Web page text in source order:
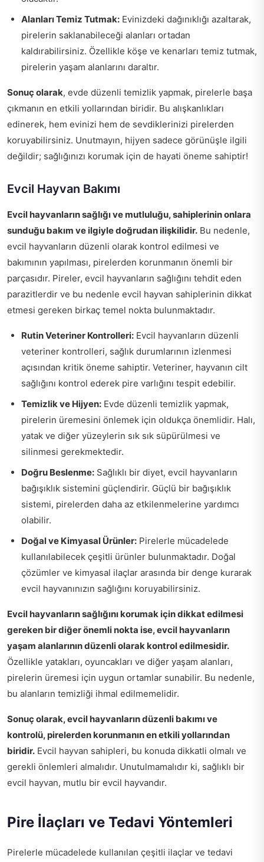
Alanları Temiz Tutmak: Evinizdeki dağınıklığı azaltarak,
pirelerin saklanabileceği alanları ortadan
kaldırabilirsiniz. Özellikle köşe ve kenarları temiz tutmak,
pirelerin yaşam alanlarını daraltır.
Sonuç olarak, evde düzenli temizlik yapmak, pirelerle başa
çıkmanın en etkili yollarından biridir. Bu alışkanlıkları
edinerek, hem evinizi hem de sevdiklerinizi pirelerden
koruyabilirsiniz. Unutmayın, hijyen sadece görünüşle ilgili
değildir; sağlığınızı korumak için de hayati öneme sahiptir!
Evcil Hayvan Bakımı
Evcil hayvanların sağlığı ve mutluluğu, sahiplerinin onlara
sunduğu bakım ve ilgiyle doğrudan ilişkilidir. Bu nedenle,
evcil hayvanların düzenli olarak kontrol edilmesi ve
bakımının yapılması, pirelerden korunmanın önemli bir
parçasıdır. Pireler, evcil hayvanların sağlığını tehdit eden
parazitlerdir ve bu nedenle evcil hayvan sahiplerinin dikkat
etmesi gereken birkaç temel nokta bulunmaktadır.
Rutin Veteriner Kontrolleri: Evcil hayvanların düzenli
veteriner kontrolleri, sağlık durumlarının izlenmesi
açısından kritik öneme sahiptir. Veteriner, hayvanın cilt
sağlığını kontrol ederek pire varlığını tespit edebilir.
Temizlik ve Hijyen: Evde düzenli temizlik yapmak,
pirelerin üremesini önlemek için oldukça önemlidir. Halı,
yatak ve diğer yüzeylerin sık sık süpürülmesi ve
silinmesi gerekmektedir.
Doğru Beslenme: Sağlıklı bir diyet, evcil hayvanların
bağışıklık sistemini güçlendirir. Güçlü bir bağışıklık
sistemi, pirelerden daha az etkilenmelerine yardımcı
olabilir.
Doğal ve Kimyasal Ürünler: Pirelerle mücadelede
kullanılabilecek çeşitli ürünler bulunmaktadır. Doğal
çözümler ve kimyasal ilaçlar arasında bir denge kurarak
evcil hayvanınızın sağlığını koruyabilirsiniz.
Evcil hayvanların sağlığını korumak için dikkat edilmesi
gereken bir diğer önemli nokta ise, evcil hayvanların
yaşam alanlarının düzenli olarak kontrol edilmesidir.
Özellikle yatakları, oyuncakları ve diğer yaşam alanları,
pirelerin üremesi için uygun ortamlar sunabilir. Bu nedenle,
bu alanların temizliği ihmal edilmemelidir.
Sonuç olarak, evcil hayvanların düzenli bakımı ve
kontrolü, pirelerden korunmanın en etkili yollarından
biridir. Evcil hayvan sahipleri, bu konuda dikkatli olmalı ve
gerekli önlemleri almalıdır. Unutulmamalıdır ki, sağlıklı bir
evcil hayvan, mutlu bir evcil hayvandır.
Pire İlaçları ve Tedavi Yöntemleri
Pirelerle mücadelede kullanılan çeşitli ilaçlar ve tedavi